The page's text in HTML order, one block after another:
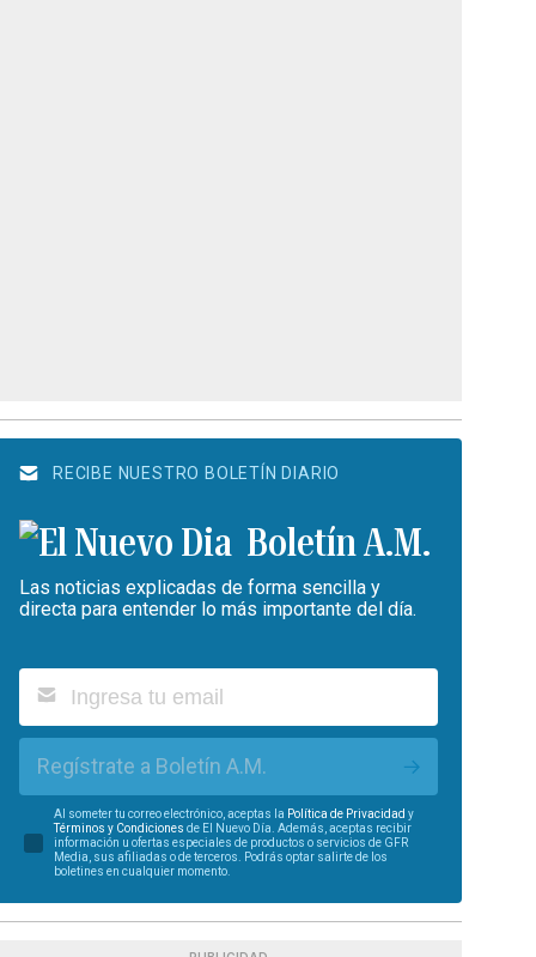
RECIBE NUESTRO BOLETÍN DIARIO
Boletín A.M.
Las noticias explicadas de forma sencilla y
directa para entender lo más importante del día.
Regístrate a Boletín A.M.
Al someter tu correo electrónico, aceptas la Política de Privacidad y
Términos y Condiciones de El Nuevo Día. Además, aceptas recibir
información u ofertas especiales de productos o servicios de GFR
Media, sus afiliadas o de terceros. Podrás optar salirte de los
boletines en cualquier momento.